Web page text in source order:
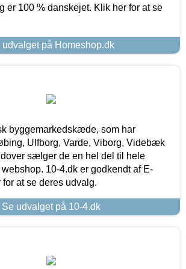
er 100 % danskejet. Klik her for at se
udvalget på Homeshop.dk
byggemarkedskæde, som har
Ulfborg, Varde, Viborg, Videbæk
sælger de en hel del til hele
10-4.dk er godkendt af E-
at se deres udvalg.
Se udvalget på 10-4.dk